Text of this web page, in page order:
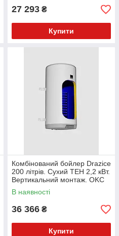
27 293 ₴
Купити
Комбінований бойлер Drazice
200 літрів. Сухий ТЕН 2,2 кВт.
Вертикальний монтаж. OKC
200
В наявності
36 366 ₴
Купити